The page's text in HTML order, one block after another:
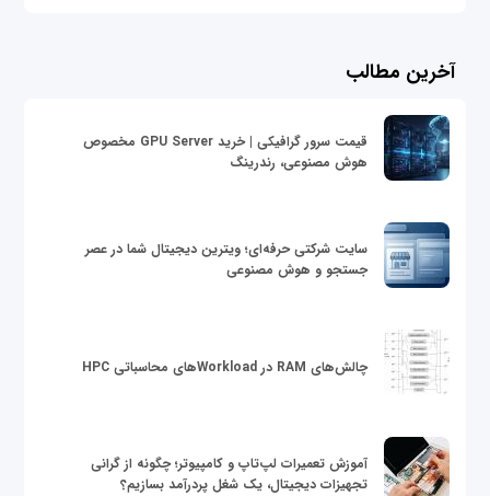
آخرین مطالب
قیمت سرور گرافیکی | خرید GPU Server مخصوص
هوش مصنوعی، رندرینگ
سایت شرکتی حرفه‌ای؛ ویترین دیجیتال شما در عصر
جستجو و هوش مصنوعی
چالش‌های RAM در Workloadهای محاسباتی HPC
آموزش تعمیرات لپ‌تاپ و کامپیوتر؛ چگونه از گرانی
تجهیزات دیجیتال، یک شغل پردرآمد بسازیم؟